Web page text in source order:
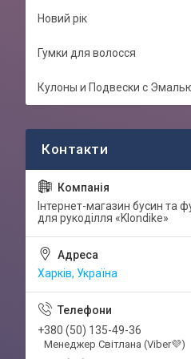
Новий рік
Гумки для волосся
Кулоны и Подвески с
Інтернет-магазин бусин та
для рукоділля «Klondike»
Харків, Україна
+380 (50) 135-49-36
Менеджер Світлана (Viber💜)